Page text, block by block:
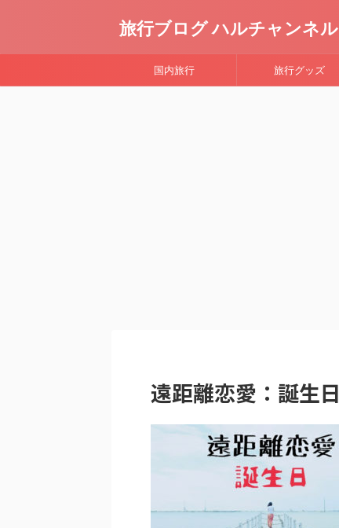
旅行ブログ ハルチャンネル
国内旅行 旅行グッズ
遠距離恋愛：誕生日